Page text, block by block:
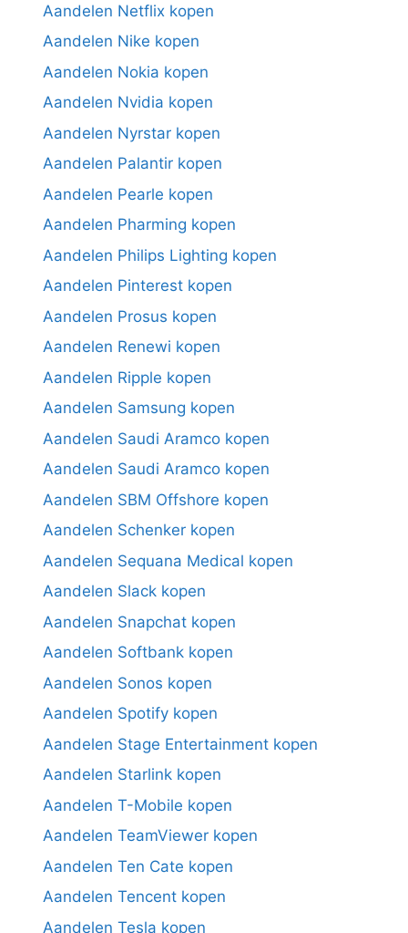
Aandelen Netflix kopen
Aandelen Nike kopen
Aandelen Nokia kopen
Aandelen Nvidia kopen
Aandelen Nyrstar kopen
Aandelen Palantir kopen
Aandelen Pearle kopen
Aandelen Pharming kopen
Aandelen Philips Lighting kopen
Aandelen Pinterest kopen
Aandelen Prosus kopen
Aandelen Renewi kopen
Aandelen Ripple kopen
Aandelen Samsung kopen
Aandelen Saudi Aramco kopen
Aandelen Saudi Aramco kopen
Aandelen SBM Offshore kopen
Aandelen Schenker kopen
Aandelen Sequana Medical kopen
Aandelen Slack kopen
Aandelen Snapchat kopen
Aandelen Softbank kopen
Aandelen Sonos kopen
Aandelen Spotify kopen
Aandelen Stage Entertainment kopen
Aandelen Starlink kopen
Aandelen T-Mobile kopen
Aandelen TeamViewer kopen
Aandelen Ten Cate kopen
Aandelen Tencent kopen
Aandelen Tesla kopen